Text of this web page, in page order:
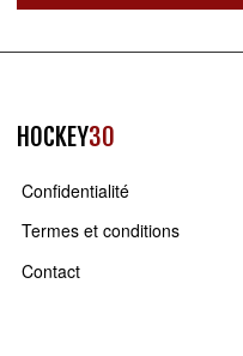
HOCKEY30
Confidentialité
Termes et conditions
Contact